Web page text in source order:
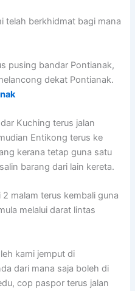
telah berkhidmat bagi mana
pusing bandar Pontianak,
dekat Pontianak.
Kuching terus jalan
Entikong terus ke
kerana tetap guna satu
barang dari lain kereta.
malam terus kembali guna
melalui darat lintas
kami jemput di
dari mana saja boleh di
cop paspor terus jalan